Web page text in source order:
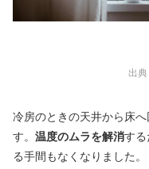
出典
冷房のときの天井から床
す。 温度のムラを解消する
る手間もなくなりました。